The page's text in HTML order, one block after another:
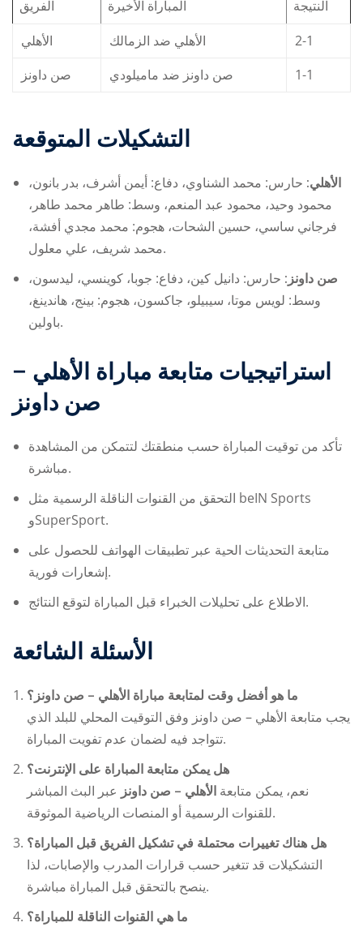
الفريق المباراة الأخيرة
النتيجة
الأهلي
الأهلي ضد الزمالك
2-1
صن داونز
صن داونز ضد ماميلودي 1-1
التشكيلات المتوقعة
الأهلي: حارس: محمد الشناوي، دفاع: أيمن أشرف، بدر بانون،
محمود وحيد، محمود عبد المنعم، وسط: طاهر محمد طاهر،
فرجاني ساسي، حسين الشحات، هجوم: محمد مجدي أفشة،
محمد شريف، علي معلول.
صن داونز: حارس: دانيل كين، دفاع: جوبا، كوينسي، ليدسون،
وسط: لويس موتا، سيبيلو، جاكسون، هجوم: بينج، هاندينغ،
باولين.
استراتيجيات متابعة مباراة الأهلي –
صن داونز
تأكد من توقيت المباراة حسب منطقتك لتتمكن من المشاهدة
مباشرة.
التحقق من القنوات الناقلة الرسمية مثل beIN Sports
وSuperSport.
متابعة التحديثات الحية عبر تطبيقات الهواتف للحصول على
إشعارات فورية.
الاطلاع على تحليلات الخبراء قبل المباراة لتوقع النتائج.
الأسئلة الشائعة
ما هو أفضل وقت لمتابعة مباراة الأهلي – صن داونز؟
يجب متابعة الأهلي – صن داونز وفق التوقيت المحلي للبلد الذي
تتواجد فيه لضمان عدم تفويت المباراة.
هل يمكن متابعة المباراة على الإنترنت؟
نعم، يمكن متابعة الأهلي – صن داونز عبر البث المباشر
للقنوات الرسمية أو المنصات الرياضية الموثوقة.
هل هناك تغييرات محتملة في تشكيل الفريق قبل المباراة؟
التشكيلات قد تتغير حسب قرارات المدرب والإصابات، لذا
ينصح بالتحقق قبل المباراة مباشرة.
ما هي القنوات الناقلة للمباراة؟